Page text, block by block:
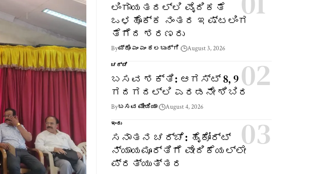
ಲಿಂಗಾಯತದಲ್ಲಿ ವೈದಿಕತೆ
ಒಳಹೊಕ್ಕ ನಂತರ ಇಷ್ಟಲಿಂಗ
ತೆಗೆದ ಶರಣರು
Byಪ್ರೊ ಎಂ ಎಂ ಕಲಬುರ್ಗಿ August 3, 2026
ಚರ್ಚೆ
ಬಸವ ಶಕ್ತಿ: ಆಗಸ್ಟ್ 8, 9
ಗದಗದಲ್ಲಿ ಎರಡನೇ ಶಿಬಿರ
Byಬಸವ ಮೀಡಿಯಾ August 4, 2026
ಇಂದು
ಸನಾತನ ಚರ್ಚೆ: ಹೈಕೋರ್ಟ್
ನ್ಯಾಯಮೂರ್ತಿಗೆ ವೇದಿಕೆಯಲ್ಲೇ
ಪ್ರತ್ಯುತ್ತರ